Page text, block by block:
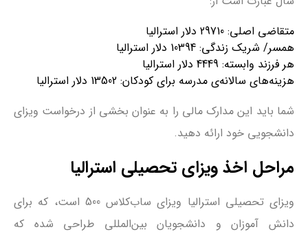
متقاضی اصلی: 29710 دلار استرالیا
همسر/ شریک زندگی: 10394 دلار استرالیا
هر فرزند وابسته: 4449 دلار استرالیا
هزینه‌های سالانه‌ی مدرسه برای کودکان: 13502 دلار استرالیا
شما باید این مدارک مالی را به عنوان بخشی از درخواست ویزای
دانشجویی خود ارائه دهید.
مراحل اخذ ویزای تحصیلی استرالیا
ویزای تحصیلی استرالیا ویزای ساب‌کلاس 500 است، که برای
دانش آموزان و دانشجویان بین‌المللی طراحی شده که